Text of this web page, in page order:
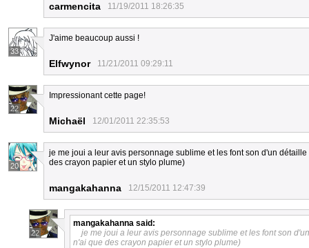
carmencita 11/19/2011 18:26:35
33
J'aime beaucoup aussi !
Elfwynor 11/21/2011 09:29:11
22
Impressionant cette page!
Michaël 12/01/2011 22:35:53
20
je me joui a leur avis personnage sublime et les font son d'un
des crayon papier et un stylo plume)
mangakahanna 12/15/2011 12:47:39
22
mangakahanna said:
je me joui a leur avis personnage sublime et les font son
n'ai que des crayon papier et un stylo plume)